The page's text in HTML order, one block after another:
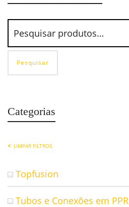
Pesquisar
Categorias
LIMPAR FILTROS
Topfusion
Tubos e Conexões em PPR